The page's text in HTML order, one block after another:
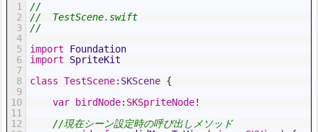
1
2
3
4
5
6
7
8
9
10
11
12
//
//  TestScene.swift
//
import
Foundation
import
SpriteKit
class TestScene: SKScene {
var
birdNode: SKSpriteNode!
//現在シーン設定時の呼び出しメソッド